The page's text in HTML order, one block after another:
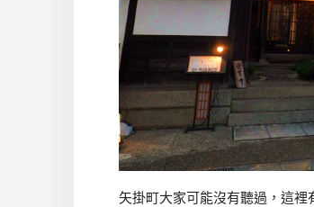
矢掛町大家可能沒有聽過，這